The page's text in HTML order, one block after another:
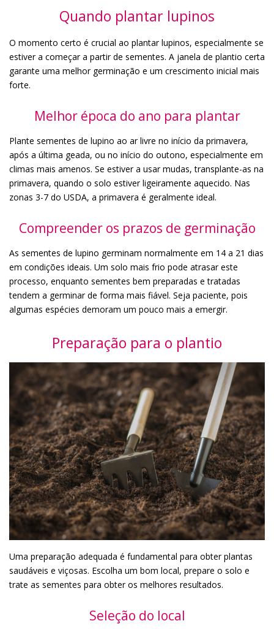
Quando plantar lupinos
O momento certo é crucial ao plantar lupinos, especialmente se
estiver a começar a partir de sementes. A janela de plantio certa
garante uma melhor germinação e um crescimento inicial mais
forte.
Melhor época do ano para plantar
Plante sementes de lupino ao ar livre no início da primavera,
após a última geada, ou no início do outono, especialmente em
climas mais amenos. Se estiver a usar mudas, transplante-as na
primavera, quando o solo estiver ligeiramente aquecido. Nas
zonas 3-7 do USDA, a primavera é geralmente ideal.
Compreender os prazos de germinação
As sementes de lupino germinam normalmente em 14 a 21 dias
em condições ideais. Um solo mais frio pode atrasar este
processo, enquanto sementes bem preparadas e tratadas
tendem a germinar de forma mais fiável. Seja paciente, pois
algumas espécies demoram um pouco mais a emergir.
Preparação para o plantio
Uma preparação adequada é fundamental para obter plantas
saudáveis e viçosas. Escolha um bom local, prepare o solo e
trate as sementes para obter os melhores resultados.
Seleção do local